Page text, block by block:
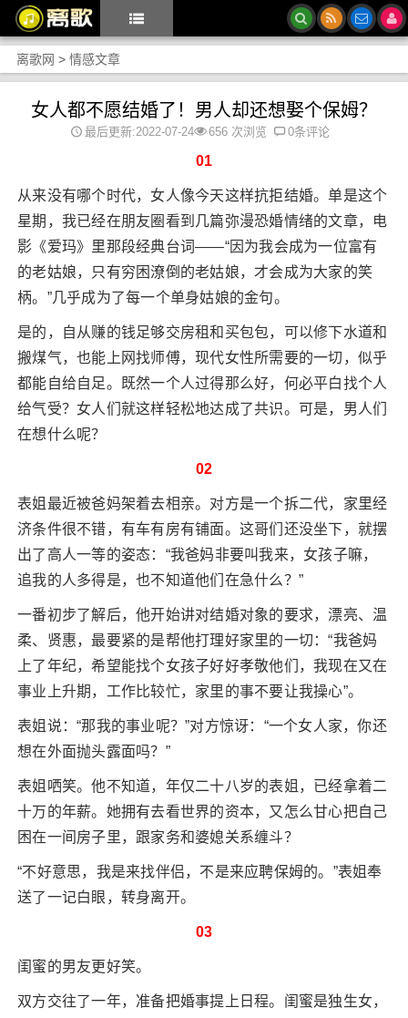
离歌网 > 情感文章
女人都不愿结婚了！男人却还想娶个保姆？
最后更新:2022-07-24 656 次浏览 0条评论
01
从来没有哪个时代，女人像今天这样抗拒结婚。单是这个
星期，我已经在朋友圈看到几篇弥漫恐婚情绪的文章，电
影《爱玛》里那段经典台词——“因为我会成为一位富有
的老姑娘，只有穷困潦倒的老姑娘，才会成为大家的笑
柄。”几乎成为了每一个单身姑娘的金句。
是的，自从赚的钱足够交房租和买包包，可以修下水道和
搬煤气，也能上网找师傅，现代女性所需要的一切，似乎
都能自给自足。既然一个人过得那么好，何必平白找个人
给气受？女人们就这样轻松地达成了共识。可是，男人们
在想什么呢？
02
表姐最近被爸妈架着去相亲。对方是一个拆二代，家里经
济条件很不错，有车有房有铺面。这哥们还没坐下，就摆
出了高人一等的姿态：“我爸妈非要叫我来，女孩子嘛，
追我的人多得是，也不知道他们在急什么？”
一番初步了解后，他开始讲对结婚对象的要求，漂亮、温
柔、贤惠，最要紧的是帮他打理好家里的一切：“我爸妈
上了年纪，希望能找个女孩子好好孝敬他们，我现在又在
事业上升期，工作比较忙，家里的事不要让我操心”。
表姐说：“那我的事业呢？”对方惊讶：“一个女人家，你还
想在外面抛头露面吗？”
表姐哂笑。他不知道，年仅二十八岁的表姐，已经拿着二
十万的年薪。她拥有去看世界的资本，又怎么甘心把自己
困在一间房子里，跟家务和婆媳关系缠斗？
“不好意思，我是来找伴侣，不是来应聘保姆的。”表姐奉
送了一记白眼，转身离开。
03
闺蜜的男友更好笑。
双方交往了一年，准备把婚事提上日程。闺蜜是独生女，